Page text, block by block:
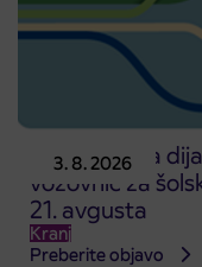
3. 8. 2026
Predprodaja
vozovnic za
21. avgusta
Kranj
Preberite objavo